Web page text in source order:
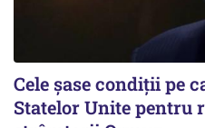
Cele șase condiții pe
Statelor Unite pentru